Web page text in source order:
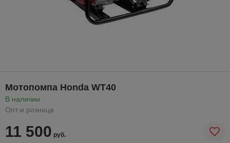
Мотопомпа Honda WT40
В наличии
Опт и розница
11 500 руб.